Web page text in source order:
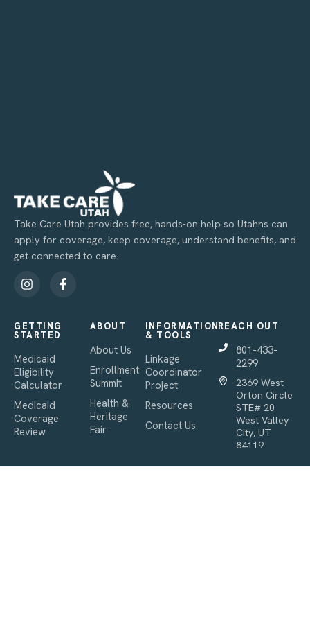
Take Care Utah provides free, hands-on help so Utahns can
apply for coverage, keep coverage, understand benefits, and
get connected to care.
GETTING
STARTED
Medicaid
Eligibility
Calculator
Medicaid
Coverage
Review
ABOUT
About Us
Enrollment
Summit
Health &
Heritage
Fair
INFORMATION
& TOOLS
Linkage
Coordinator
Project
Resources
Contact Us
REACH OUT
801-433-
2299
2369 West
Orton Circle
STE# 20
West Valley
City, UT
84119